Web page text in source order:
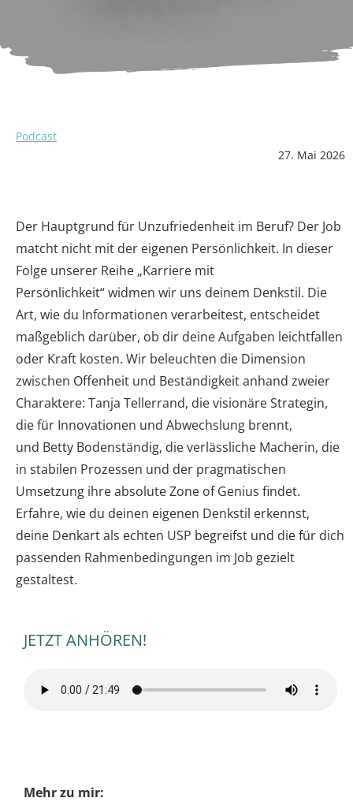
Podcast
27. Mai 2026
Der Hauptgrund für Unzufriedenheit im Beruf? Der Job
matcht nicht mit der eigenen Persönlichkeit. In dieser
Folge unserer Reihe „Karriere mit
Persönlichkeit“ widmen wir uns deinem Denkstil. Die
Art, wie du Informationen verarbeitest, entscheidet
maßgeblich darüber, ob dir deine Aufgaben leichtfallen
oder Kraft kosten. Wir beleuchten die Dimension
zwischen Offenheit und Beständigkeit anhand zweier
Charaktere: Tanja Tellerrand, die visionäre Strategin,
die für Innovationen und Abwechslung brennt,
und Betty Bodenständig, die verlässliche Macherin, die
in stabilen Prozessen und der pragmatischen
Umsetzung ihre absolute Zone of Genius findet.
Erfahre, wie du deinen eigenen Denkstil erkennst,
deine Denkart als echten USP begreifst und die für dich
passenden Rahmenbedingungen im Job gezielt
gestaltest.
JETZT ANHÖREN!
Mehr zu mir: